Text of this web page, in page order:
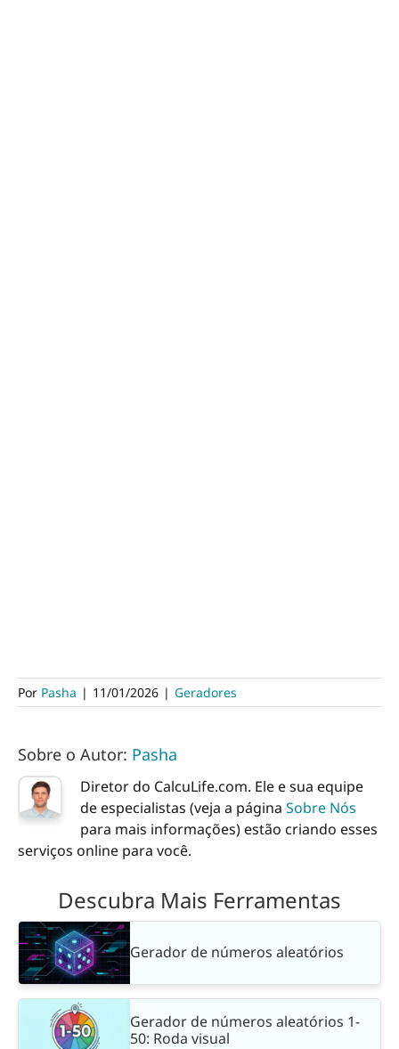
Por Pasha | 11/01/2026 | Geradores
Sobre o Autor: Pasha
Diretor do CalcuLife.com. Ele e sua equipe
de especialistas (veja a página Sobre Nós
para mais informações) estão criando esses
serviços online para você.
Descubra Mais Ferramentas
Gerador de números aleatórios
Gerador de números aleatórios 1-
50: Roda visual